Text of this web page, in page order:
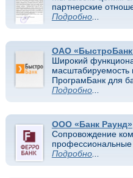
партнерские
Подробно...
ОАО
Широкий
ПрограмБанк для
Подробно...
ООО «Банк Раунд»
Сопровождение
Подробно...